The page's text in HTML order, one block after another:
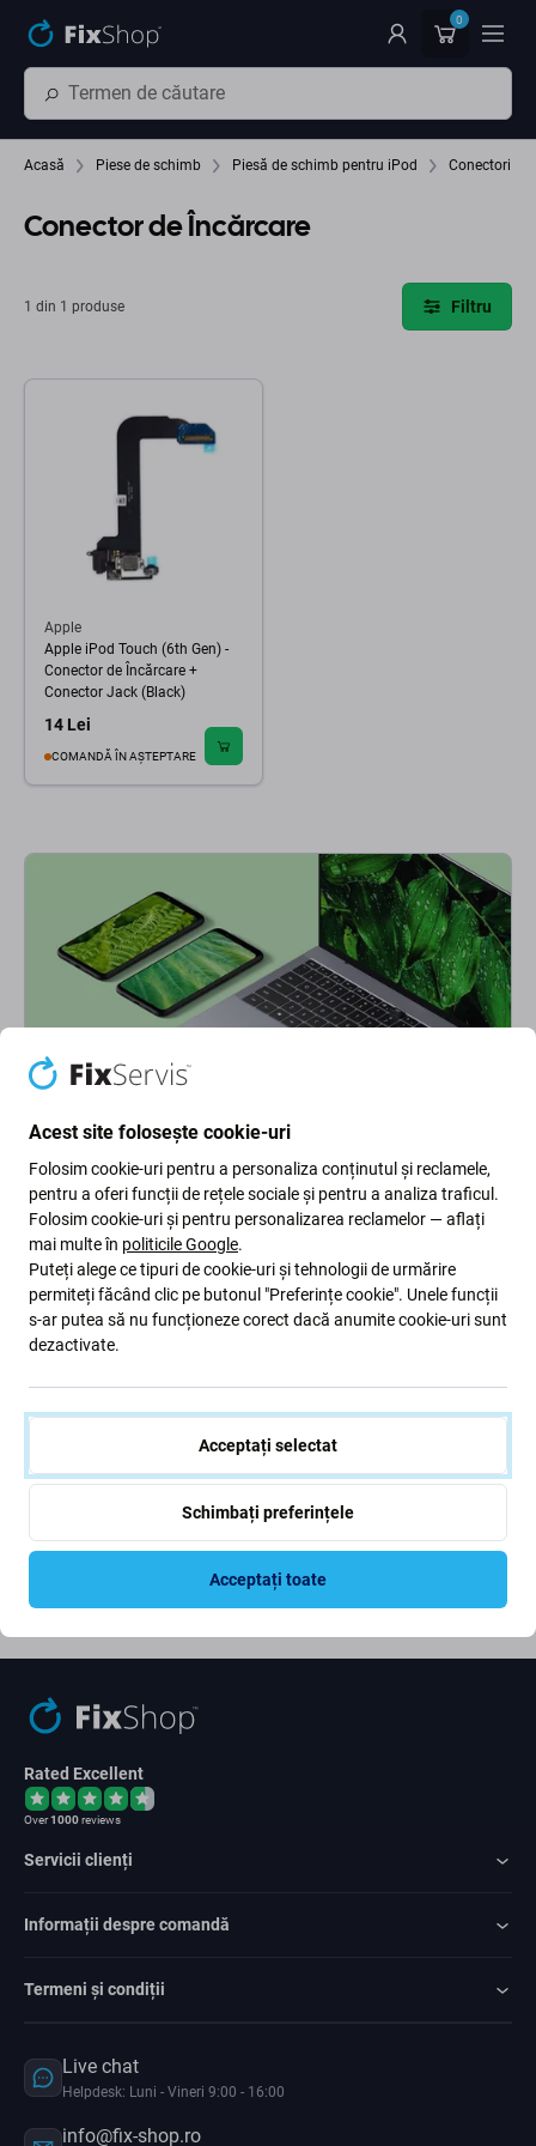
0
Acasă Piese de schimb Piesă de schimb pentru iPod Conectori
Conector de Încărcare
1 din 1 produse Filtru
Apple
Apple iPod Touch (6th Gen) -
Conector de Încărcare +
Conector Jack (Black)
14 Lei
COMANDĂ ÎN AȘTEPTARE
Trecând pe verde
Ne îmbunătățim constant amprenta de carbon pentru a
ne proteja planeta. Citiți mai multe despre modul în care
ne adaptăm procesele pentru a ne reduce amprenta.
Mai multe informatii
Înscrieți-vă pentru a primi periodic informații despre reduceri și
noutăți din oferta noastră. În același timp, prin trimiterea acestui
formular, confirm că am peste 16 ani
Subscrie
Rated Excellent
Over1000reviews
Servicii clienți
Informații despre comandă
Termeni și condiții
Live chat
Helpdesk: Luni - Vineri 9:00 - 16:00
info@fix-shop.ro
Acest site folosește cookie-uri
Folosim cookie-uri pentru a personaliza conținutul și reclamele,
pentru a oferi funcții de rețele sociale și pentru a analiza traficul.
Folosim cookie-uri și pentru personalizarea reclamelor — aflați
mai multe în politicile Google.
Puteți alege ce tipuri de cookie-uri și tehnologii de urmărire
permiteți făcând clic pe butonul "Preferințe cookie". Unele funcții
s-ar putea să nu funcționeze corect dacă anumite cookie-uri sunt
dezactivate.
Acceptați selectat
Schimbați preferințele
Acceptați toate